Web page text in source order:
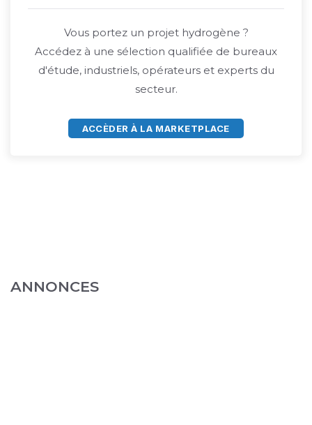
Vous portez un projet hydrogène ?
Accédez à une sélection qualifiée de bureaux
d'étude, industriels, opérateurs et experts du
secteur.
ACCÈDER À LA MARKETPLACE
ANNONCES